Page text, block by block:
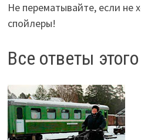
Не перематывайте, если не
спойлеры!
Все ответы